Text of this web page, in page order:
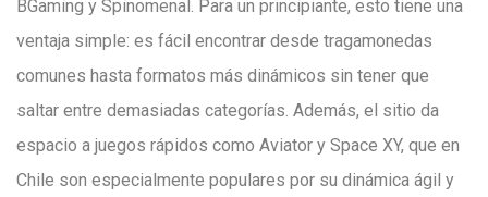
BGaming y Spinomenal. Para un principiante, esto tiene una
ventaja simple: es fácil encontrar desde tragamonedas
comunes hasta formatos más dinámicos sin tener que
saltar entre demasiadas categorías. Además, el sitio da
espacio a juegos rápidos como Aviator y Space XY, que en
Chile son especialmente populares por su dinámica ágil y